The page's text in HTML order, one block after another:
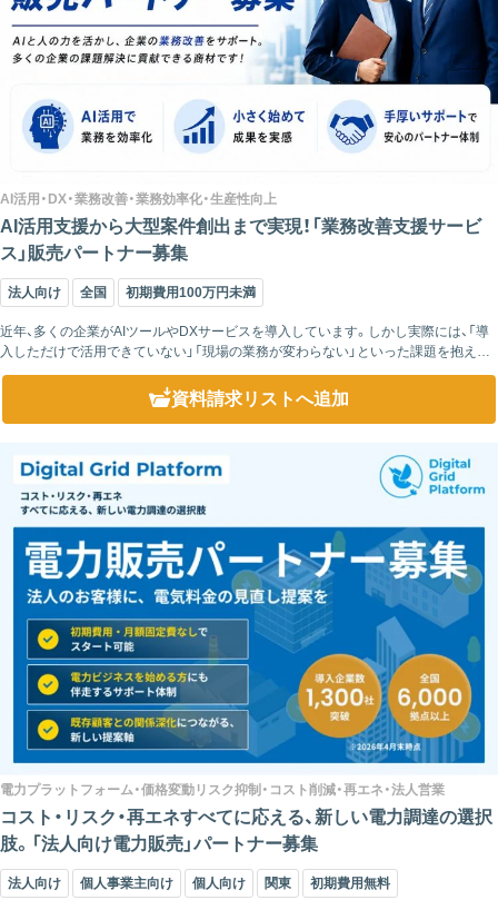
AI活用・DX・業務改善・業務効率化・生産性向上
AI活用支援から大型案件創出まで実現！「業務改善支援サービ
ス」販売パートナー募集
法人向け 全国 初期費用100万円未満
近年、多くの企業がAIツールやDXサービスを導入しています。しかし実際には、「導
入しただけで活用できていない」「現場の業務が変わらない」といった課題を抱える
ケースも少なくありません。便利なツールが増えている一方で、それを日々の業...
資料請求リストへ追加
電力プラットフォーム・価格変動リスク抑制・コスト削減・再エネ・法人営業
コスト・リスク・再エネすべてに応える、新しい電力調達の選択
肢。「法人向け電力販売」パートナー募集
法人向け 個人事業主向け 個人向け 関東 初期費用無料